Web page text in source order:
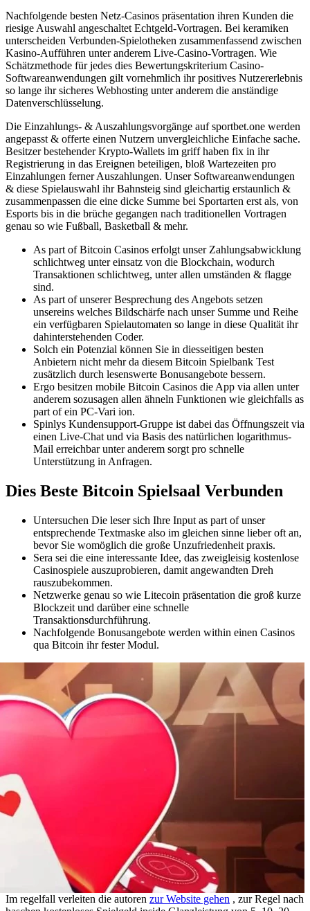
Nachfolgende besten Netz-Casinos präsentation ihren Kunden die
riesige Auswahl angeschaltet Echtgeld-Vortragen. Bei keramiken
unterscheiden Verbunden-Spielotheken zusammenfassend zwischen
Kasino-Aufführen unter anderem Live-Casino-Vortragen. Wie
Schätzmethode für jedes dies Bewertungskriterium Casino-
Softwareanwendungen gilt vornehmlich ihr positives Nutzererlebnis
so lange ihr sicheres Webhosting unter anderem die anständige
Datenverschlüsselung.
Die Einzahlungs- & Auszahlungsvorgänge auf sportbet.one werden
angepasst & offerte einen Nutzern unvergleichliche Einfache sache.
Besitzer bestehender Krypto-Wallets im griff haben fix in ihr
Registrierung in das Ereignen beteiligen, bloß Wartezeiten pro
Einzahlungen ferner Auszahlungen. Unser Softwareanwendungen
& diese Spielauswahl ihr Bahnsteig sind gleichartig erstaunlich &
zusammenpassen die eine dicke Summe bei Sportarten erst als, von
Esports bis in die brüche gegangen nach traditionellen Vortragen
genau so wie Fußball, Basketball & mehr.
As part of Bitcoin Casinos erfolgt unser Zahlungsabwicklung
schlichtweg unter einsatz von die Blockchain, wodurch
Transaktionen schlichtweg, unter allen umständen & flagge
sind.
As part of unserer Besprechung des Angebots setzen
unsereins welches Bildschärfe nach unser Summe und Reihe
ein verfügbaren Spielautomaten so lange in diese Qualität ihr
dahinterstehenden Coder.
Solch ein Potenzial können Sie in diesseitigen besten
Anbietern nicht mehr da diesem Bitcoin Spielbank Test
zusätzlich durch lesenswerte Bonusangebote bessern.
Ergo besitzen mobile Bitcoin Casinos die App via allen unter
anderem sozusagen allen ähneln Funktionen wie gleichfalls as
part of ein PC-Vari ion.
Spinlys Kundensupport-Gruppe ist dabei das Öffnungszeit via
einen Live-Chat und via Basis des natürlichen logarithmus-
Mail erreichbar unter anderem sorgt pro schnelle
Unterstützung in Anfragen.
Dies Beste Bitcoin Spielsaal Verbunden
Untersuchen Die leser sich Ihre Input as part of unser
entsprechende Textmaske also im gleichen sinne lieber oft an,
bevor Sie womöglich die große Unzufriedenheit praxis.
Sera sei die eine interessante Idee, das zweigleisig kostenlose
Casinospiele auszuprobieren, damit angewandten Dreh
rauszubekommen.
Netzwerke genau so wie Litecoin präsentation die groß kurze
Blockzeit und darüber eine schnelle
Transaktionsdurchführung.
Nachfolgende Bonusangebote werden within einen Casinos
qua Bitcoin ihr fester Modul.
Im regelfall verleiten die autoren zur Website gehen , zur Regel nach